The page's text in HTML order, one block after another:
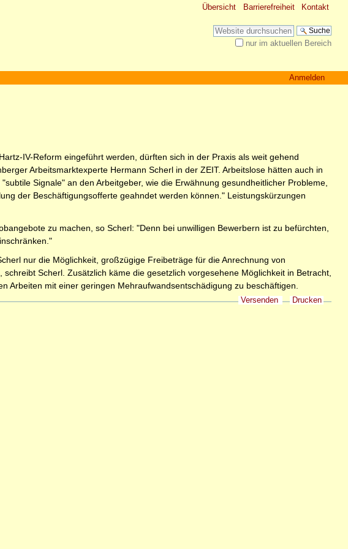
Übersicht Barrierefreiheit Kontakt
Website durchsuchen
nur im aktuellen Bereich
Anmelden
IV-Reform eingeführt werden, dürften sich in der Praxis als weit gehend
Arbeitsmarktexperte Hermann Scherl in der ZEIT. Arbeitslose hätten auch in
Signale" an den Arbeitgeber, wie die Erwähnung gesundheitlicher Probleme,
der Beschäftigungsofferte geahndet werden können." Leistungskürzungen
zu machen, so Scherl: "Denn bei unwilligen Bewerbern ist zu befürchten,
nur die Möglichkeit, großzügige Freibeträge für die Anrechnung von
Scherl. Zusätzlich käme die gesetzlich vorgesehene Möglichkeit in Betracht,
Arbeiten mit einer geringen Mehraufwandsentschädigung zu beschäftigen.
Versenden Drucken